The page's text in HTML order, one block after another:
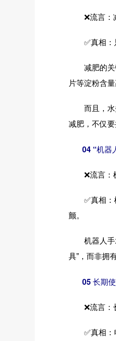
❌流言：减
✅真相：只
减肥的关键
片等淀粉含
而且，水煮
减肥，不仅
04 “机器
❌流言：机
✅真相：机
颤。
机器人手术
具”，而非拥
05 长期
❌流言：长
✅真相：电